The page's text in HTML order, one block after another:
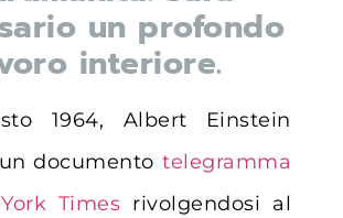
un profondo
interiore.
1964, Albert Einstein
documento telegramma
Times rivolgendosi al